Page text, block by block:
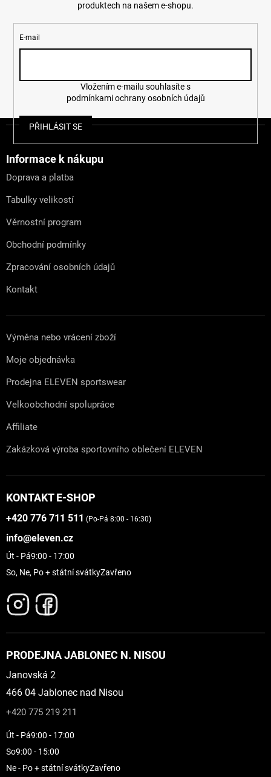
produktech na našem e-shopu.
E-mail
podmínkami ochrany osobních údajů
PŘIHLÁSIT SE
Informace k nákupu
Doprava a platba
Tabulky velikostí
Věrnostní program
Obchodní podmínky
Zpracování osobních údajů
Kontakt
Výměna nebo vrácení zboží
Moje objednávka
Prodejna ELEVEN sportswear
Velkoobchodní spolupráce
Affiliate
Zakázková výroba sportovního oblečení ELEVEN
KONTAKT E-SHOP
+420 776 711 511 (Po-Pá 8:00 - 16:30)
info@eleven.cz
Út - Pá9:00 - 17:00
So, Ne, Po + státní svátkyZavřeno
PRODEJNA JABLONEC N. NISOU
Janovská 2
466 04 Jablonec nad Nisou
+420 775 219 211
Út - Pá9:00 - 17:00
So9:00 - 15:00
Ne - Po + státní svátkyZavřeno